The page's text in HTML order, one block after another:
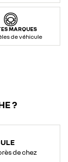
MARQUES
de véhicule
?
de chez